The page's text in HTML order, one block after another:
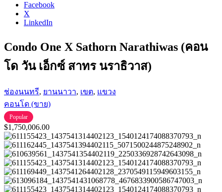
Facebook
X
LinkedIn
Condo One X Sathorn Narathiwas (คอน
โด วัน เอ็กซ์ สาทร นราธิวาส)
ช่องนนทรี, ยานนาวา, เขต, แขวง
คอนโด (ขาย)
Popular
$1,750,006.00